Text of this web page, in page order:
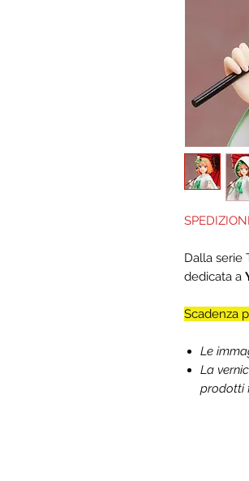
Dalla serie
dedicata a
Scadenza
Le
La
prodotti